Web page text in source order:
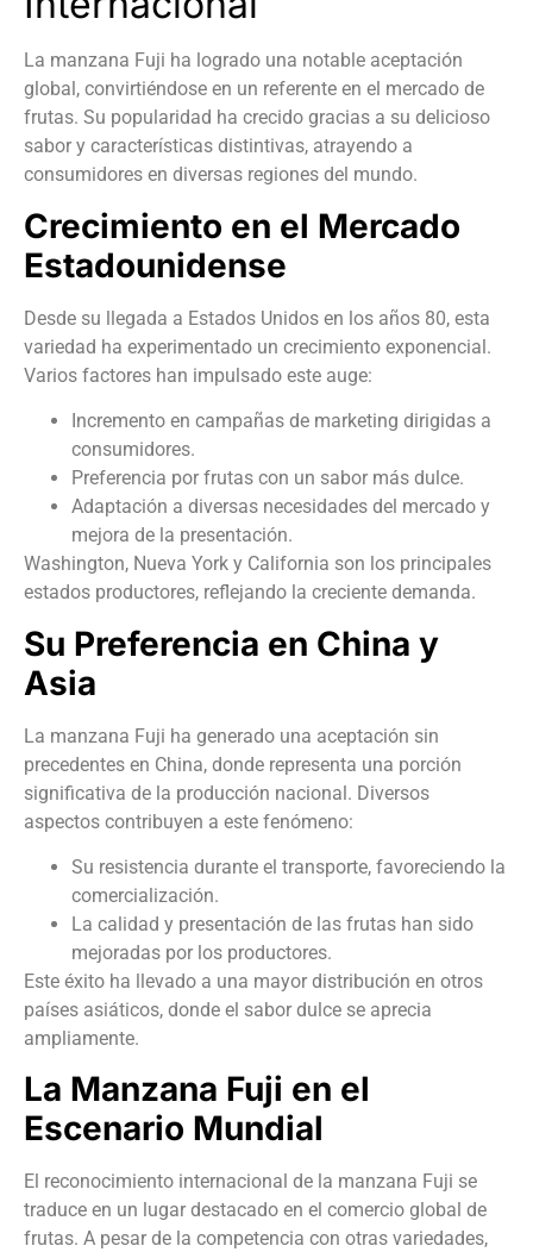
La manzana Fuji ha logrado una notable aceptación
global, convirtiéndose en un referente en el mercado de
frutas. Su popularidad ha crecido gracias a su delicioso
sabor y características distintivas, atrayendo a
consumidores en diversas regiones del mundo.
Crecimiento en el Mercado
Estadounidense
Desde su llegada a Estados Unidos en los años 80, esta
variedad ha experimentado un crecimiento exponencial.
Varios factores han impulsado este auge:
Incremento en campañas de marketing dirigidas a
consumidores.
Preferencia por frutas con un sabor más dulce.
Adaptación a diversas necesidades del mercado y
mejora de la presentación.
Washington, Nueva York y California son los principales
estados productores, reflejando la creciente demanda.
Su Preferencia en China y
Asia
La manzana Fuji ha generado una aceptación sin
precedentes en China, donde representa una porción
significativa de la producción nacional. Diversos
aspectos contribuyen a este fenómeno:
Su resistencia durante el transporte, favoreciendo la
comercialización.
La calidad y presentación de las frutas han sido
mejoradas por los productores.
Este éxito ha llevado a una mayor distribución en otros
países asiáticos, donde el sabor dulce se aprecia
ampliamente.
La Manzana Fuji en el
Escenario Mundial
El reconocimiento internacional de la manzana Fuji se
traduce en un lugar destacado en el comercio global de
frutas. A pesar de la competencia con otras variedades,